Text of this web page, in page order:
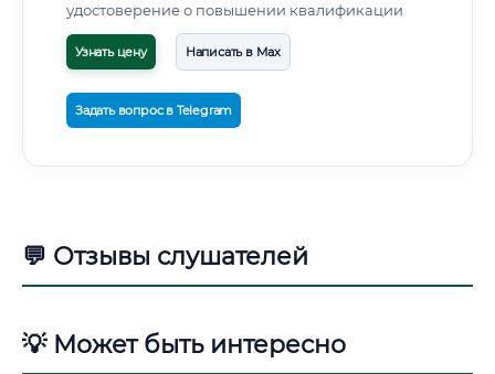
удостоверение о повышении квалификации
Узнать цену Написать в Max
Задать вопрос в Telegram
💬 Отзывы слушателей
💡 Может быть интересно